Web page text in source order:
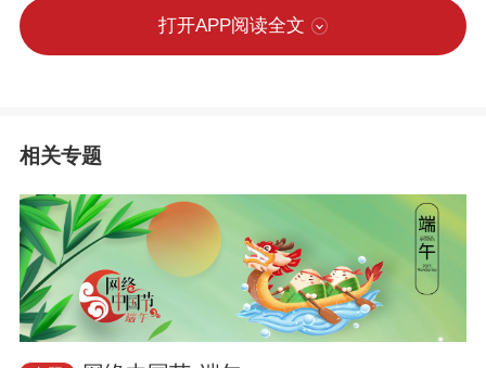
市民游客可搭乘热气球缓缓升空，漂浮于
衡水湖上空，沉浸式观赏碧波湖景与城市
甄选鸭鸭乐园、马拉松广场、樱花鸟三处
优质场地开展飞行体验，足不出市即可感
受云端休闲的浪漫氛围。
偏爱刺激新潮项目的游客，可前往衡水桃
城机场体验“云端之约・遇见湖城”低空文旅
打开APP阅读全文
相关专题